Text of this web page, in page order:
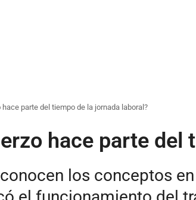
hace parte del tiempo de la jornada laboral?
hace parte del
los conceptos